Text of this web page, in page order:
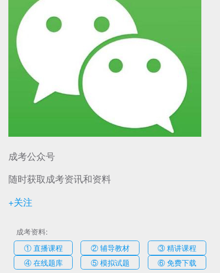
成考公众号
随时获取成考资讯和资料
+关注
成考资料:
① 直播课程
② 辅导教材
③ 精讲课程
④ 在线题库
⑤ 模拟试题 ⑥ 免费下载